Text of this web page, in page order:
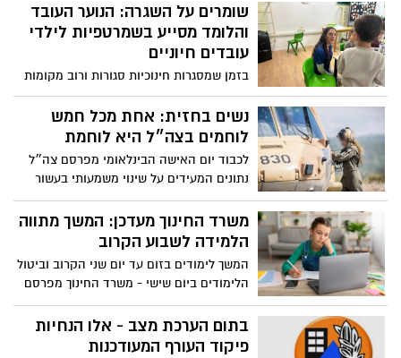
סמוטריץ' הודיע כי במסגרת מתווה הפיצויים
שמגבש משרד האוצר, משפחות עם ילדים
מתחת לגיל 14 בכל רחבי הארץ יוכלו לאפשר
החינוך סגורה.
שומרים על השגרה: הנוער העובד
והלומד מסייע בשמרטפיות לילדי
עובדים חיוניים
בזמן שמסגרות חינוכיות סגורות ורוב מקומות
העבודה אינם פועלים כסדרם, ישנם הורים
שממשיכים להתייצב מדי יום לעבודתם,
במערכת הבריאות, במערכת הביטחון,
בשירותי הרווחה ובשירותים ציבוריים נוספים.
פתרון לוגיסטי, אלא צורך חיוני המאפשר את
בתקופת מלחמה.
נשים בחזית: אחת מכל חמש
לוחמים בצה״ל היא לוחמת
לכבוד יום האישה הבינלאומי מפרסם צה״ל
נתונים המעידים על שינוי משמעותי בעשור
האחרון: שיעור הנשים בתפקידי לחימה גדל
פי שלושה, כ-20% ממערך הלחימה מורכב
מנשים וכ-90% מהתפקידים בצבא פתוחים
בפניהן. גם במבצע “שאגת הארי” הן
משתתפות בחזיתות רבות – באוויר, בים,
במודיעין ובמערך המילואים
משרד החינוך מעדכן: המשך מתווה
הלמידה לשבוע הקרוב
המשך לימודים בזום עד יום שני הקרוב וביטול
הלימודים ביום שישי - משרד החינוך מפרסם
את מתווה למידה לשבוע הקרוב, שאמור
להתעדכן שוב ביום שני השבוע
בתום הערכת מצב - אלו הנחיות
פיקוד העורף המעודכנות